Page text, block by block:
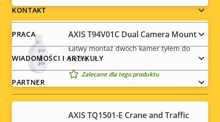
AXIS T94V01C Dual Camera Mount
Łatwy montaż dwóch kamer tyłem do
siebie
Zalecane dla tego produktu
AXIS TQ1501-E Crane and Traffic
menu
KONTAKT
PRACA
WIADOMOŚCI I ARTYKUŁY
PARTNER